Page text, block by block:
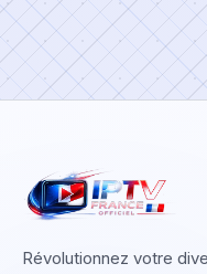
Révolutionnez votre